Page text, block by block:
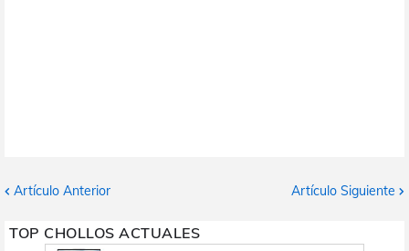
Artículo Anterior Artículo Siguiente
TOP CHOLLOS ACTUALES